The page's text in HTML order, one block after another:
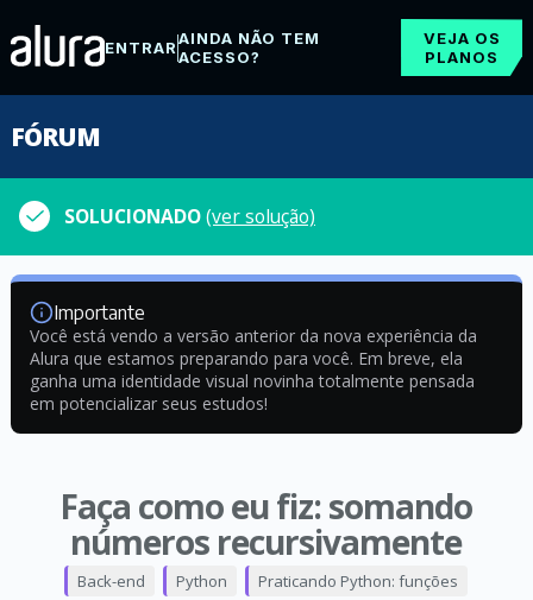
ENTRARAINDA NÃO TEM
ACESSO?
VEJA OS
PLANOS
FÓRUM
SOLUCIONADO(ver solução)
Importante
Você está vendo a versão anterior da nova experiência da
Alura que estamos preparando para você. Em breve, ela
ganha uma identidade visual novinha totalmente pensada
em potencializar seus estudos!
Faça como eu fiz: somando
números recursivamente
Back-end Python Praticando Python: funções